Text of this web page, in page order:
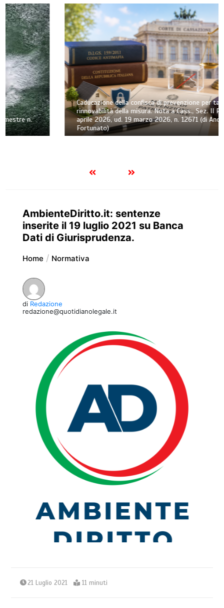
Caducazione della confisca di prevenzione per tardività e
rinnovabilità della misura. Nota a Cass., Sez. II Pen., 3
aprile 2026, ud. 19 marzo 2026, n. 12671 (di Andrea
Fortunato)
AmbienteDiritto.it: sentenze
inserite il 19 luglio 2021 su Banca
Dati di Giurisprudenza.
Home Normativa
di Redazione
redazione@quotidianolegale.it
21 Luglio 2021 11 minuti